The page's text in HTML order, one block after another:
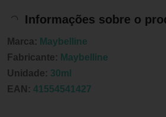
Informações sobre o
Marca: Maybelline
Fabricante: Maybelline
Unidade: 30ml
EAN: 41554541427